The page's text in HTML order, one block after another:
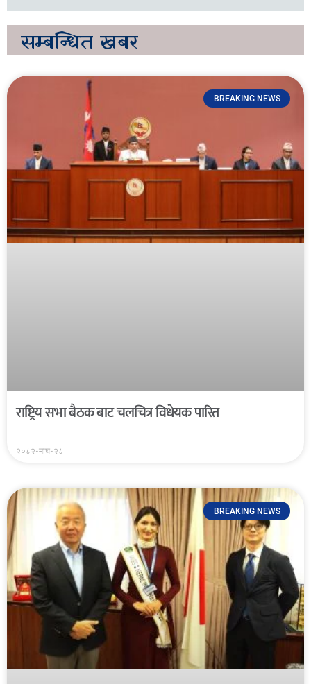
सम्बन्धित खबर
BREAKING NEWS
राष्ट्रिय सभा बैठक बाट चलचित्र विधेयक पारित
२०८२-माघ-२८
BREAKING NEWS